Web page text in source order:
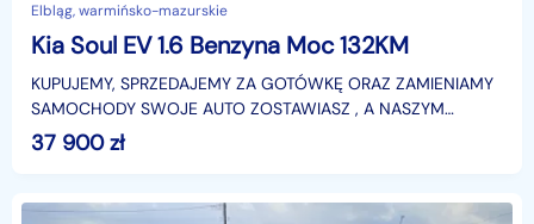
Elbląg, warmińsko-mazurskie
Kia Soul EV 1.6 Benzyna Moc 132KM
KUPUJEMY, SPRZEDAJEMY ZA GOTÓWKĘ ORAZ ZAMIENIAMY
SAMOCHODY SWOJE AUTO ZOSTAWIASZ , A NASZYM
ODJEŻDŻASZ( ustaloną cenę twojego auta odejmujemy od
37 900zł